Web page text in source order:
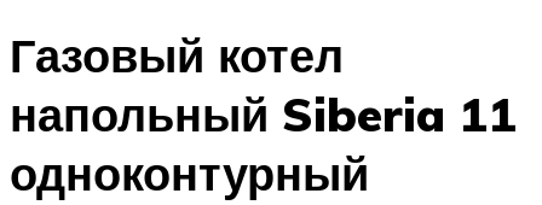
Газовый котел
напольный Siberia 11
одноконтурный